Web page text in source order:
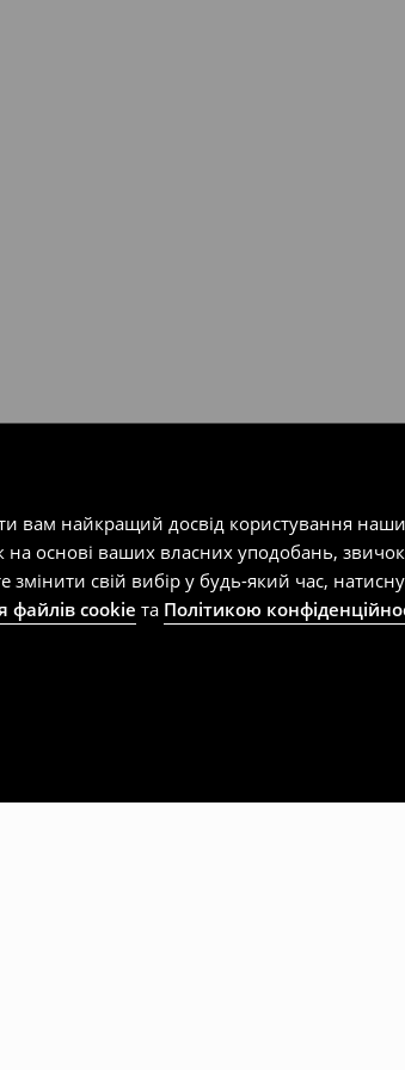
вам найкращий досвід користування
основі ваших власних уподобань,
свій вибір у будь-який час,
файлів cookie та Політикою